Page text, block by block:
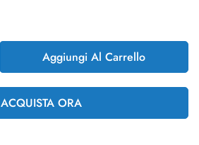
Aggiungi Al Carrello
ACQUISTA ORA